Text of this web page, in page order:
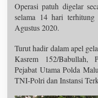
Operasi patuh digelar
selama 14 hari
Agustus 2020.
Turut hadir dalam apel
Kasrem 152/Babullah,
Pejabat Utama Polda
TNI-Polri dan Instansi